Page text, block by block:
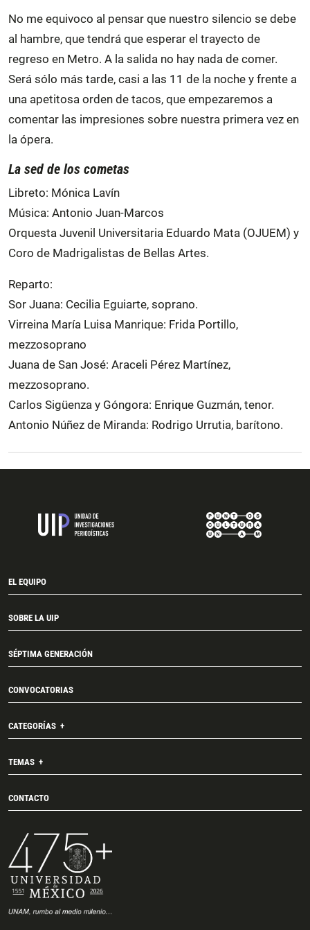
No me equivoco al pensar que nuestro silencio se debe
al hambre, que tendrá que esperar el trayecto de
regreso en Metro. A la salida no hay nada de comer.
Será sólo más tarde, casi a las 11 de la noche y frente a
una apetitosa orden de tacos, que empezaremos a
comentar las impresiones sobre nuestra primera vez en
la ópera.
La sed de los cometas
Libreto: Mónica Lavín
Música: Antonio Juan-Marcos
Orquesta Juvenil Universitaria Eduardo Mata (OJUEM) y
Coro de Madrigalistas de Bellas Artes.
Reparto:
Sor Juana: Cecilia Eguiarte, soprano.
Virreina María Luisa Manrique: Frida Portillo,
mezzosoprano
Juana de San José: Araceli Pérez Martínez,
mezzosoprano.
Carlos Sigüenza y Góngora: Enrique Guzmán, tenor.
Antonio Núñez de Miranda: Rodrigo Urrutia, barítono.
EL EQUIPO
SOBRE LA UIP
SÉPTIMA GENERACIÓN
CONVOCATORIAS
CATEGORÍAS
TEMAS
CONTACTO